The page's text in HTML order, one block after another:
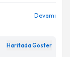
Devamı
Haritada Göster